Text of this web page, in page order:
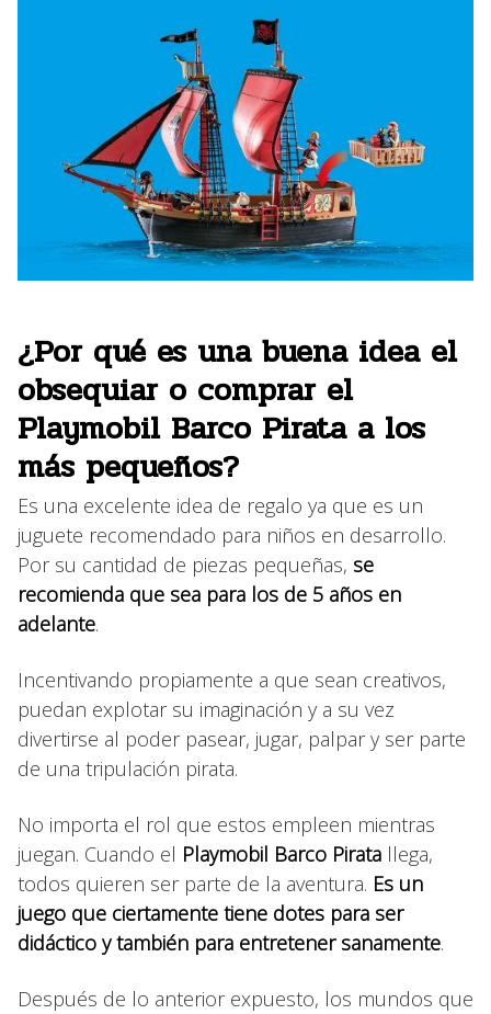
¿Por qué es una buena idea el
obsequiar o comprar el
Playmobil Barco Pirata a los
más pequeños?
Es una excelente idea de regalo ya que es un
juguete recomendado para niños en desarrollo.
Por su cantidad de piezas pequeñas, se
recomienda que sea para los de 5 años en
adelante.
Incentivando propiamente a que sean creativos,
puedan explotar su imaginación y a su vez
divertirse al poder pasear, jugar, palpar y ser parte
de una tripulación pirata.
No importa el rol que estos empleen mientras
juegan. Cuando el Playmobil Barco Pirata llega,
todos quieren ser parte de la aventura. Es un
juego que ciertamente tiene dotes para ser
didáctico y también para entretener sanamente.
Después de lo anterior expuesto, los mundos que